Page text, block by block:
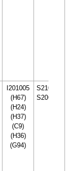
I201005
(H67)
(H24)
(H37)
(C9)
(H36)
(G94)
S210650
S200544